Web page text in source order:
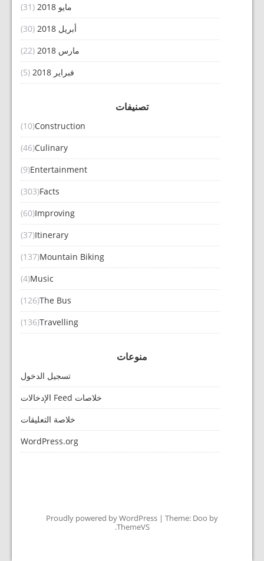
مايو 2018
(31)
أبريل 2018
(30)
مارس 2018
(22)
فبراير 2018
(5)
تصنيفات
Construction
(10)
Culinary
(46)
Entertainment
(9)
Facts
(303)
Improving
(60)
Itinerary
(37)
Mountain Biking
(137)
Music
(4)
The Bus
(126)
Travelling
(136)
منوعات
تسجيل الدخول
خلاصات Feed الإدخالات
خلاصة التعليقات
WordPress.org
Proudly powered by WordPress | Theme: Doo by
ThemeVS
.